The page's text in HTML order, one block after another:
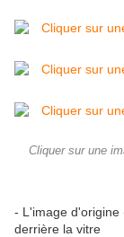
Cliquer sur une
- L'image d'origine
derrière la vitre